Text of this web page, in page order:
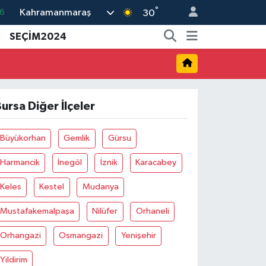
Kahramanmaraş 30°
SEÇİM2024
Diğer İlçeler
Büyükorhan Gemlik Gürsu
Harmancik İnegöl İznik Karacabey
Keles Kestel Mudanya
Mustafakemalpaşa Nilüfer Orhaneli
Orhangazi Osmangazi Yenişehir
Yildirim